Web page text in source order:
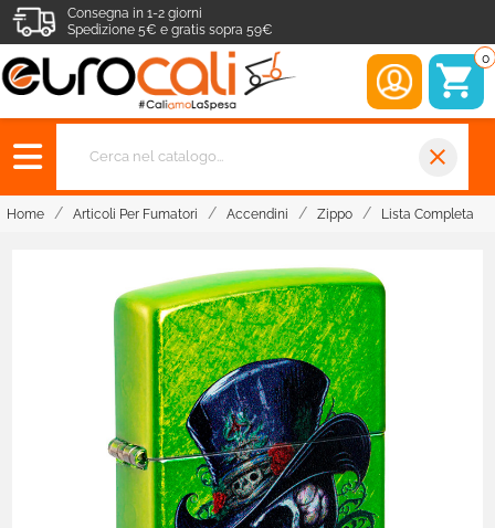
Consegna in 1-2 giorni
Spedizione 5€ e gratis sopra 59€
0
close
Home Articoli Per Fumatori Accendini Zippo Lista Completa